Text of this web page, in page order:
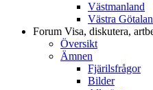
Västmanland
Västra
Forum Visa, diskutera,
Översikt
Ämnen
Fjärilsfrågor
Bilder